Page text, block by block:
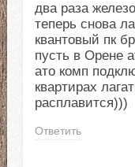
два раза
теперь снова
квантовый пк
пусть в Орене
ато комп
квартирах
расплавится)))
Ответить